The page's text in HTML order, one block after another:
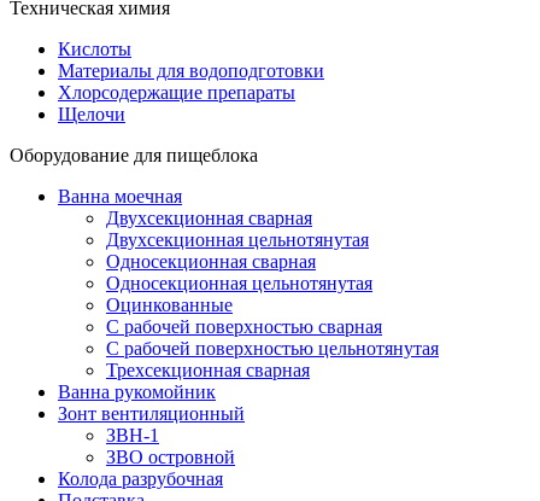
Техническая химия
Кислоты
Материалы для водоподготовки
Хлорсодержащие препараты
Щелочи
Оборудование для пищеблока
Ванна моечная
Двухсекционная сварная
Двухсекционная цельнотянутая
Односекционная сварная
Односекционная цельнотянутая
Оцинкованные
С рабочей поверхностью сварная
С рабочей поверхностью цельнотянутая
Трехсекционная сварная
Ванна рукомойник
Зонт вентиляционный
ЗВН-1
ЗВО островной
Колода разрубочная